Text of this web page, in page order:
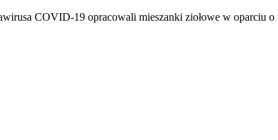
COVID-19 opracowali mieszanki ziołowe w oparciu